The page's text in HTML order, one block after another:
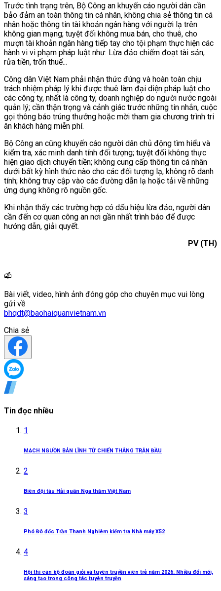
Trước tình trạng trên, Bộ Công an khuyến cáo người dân cần
bảo đảm an toàn thông tin cá nhân, không chia sẻ thông tin cá
nhân hoặc thông tin tài khoản ngân hàng với người lạ trên
không gian mạng; tuyệt đối không mua bán, cho thuê, cho
mượn tài khoản ngân hàng tiếp tay cho tội phạm thực hiện các
hành vi vi phạm pháp luật như: Lừa đảo chiếm đoạt tài sản,
rửa tiền, trốn thuế...
Công dân Việt Nam phải nhận thức đúng và hoàn toàn chịu
trách nhiệm pháp lý khi được thuê làm đại diện pháp luật cho
các công ty, nhất là công ty, doanh nghiệp do người nước ngoài
quản lý; cần thận trọng và cảnh giác trước những tin nhắn, cuộc
gọi thông báo trúng thưởng hoặc mời tham gia chương trình tri
ân khách hàng miễn phí.
Bộ Công an cũng khuyến cáo người dân chủ động tìm hiểu và
kiểm tra, xác minh danh tính đối tượng; tuyệt đối không thực
hiện giao dịch chuyển tiền; không cung cấp thông tin cá nhân
dưới bất kỳ hình thức nào cho các đối tượng lạ, không rõ danh
tính; không truy cập vào các đường dẫn lạ hoặc tải về những
ứng dụng không rõ nguồn gốc.
Khi nhận thấy các trường hợp có dấu hiệu lừa đảo, người dân
cần đến cơ quan công an nơi gần nhất trình báo để được
hướng dẫn, giải quyết.
PV (TH)
Bài viết, video, hình ảnh đóng góp cho chuyên mục vui lòng
gửi về
bhqdt@baohaiquanvietnam.vn
Chia sẻ
Tin đọc nhiều
1
MẠCH NGUỒN BẢN LĨNH TỪ CHIẾN THẮNG TRẬN ĐẦU
2
Biên đội tàu Hải quân Nga thăm Việt Nam
3
Phó Đô đốc Trần Thanh Nghiêm kiểm tra Nhà máy X52
4
Hội thi cán bộ đoàn giỏi và tuyên truyền viên trẻ năm 2026: Nhiều đổi mới,
sáng tạo trong công tác tuyên truyền